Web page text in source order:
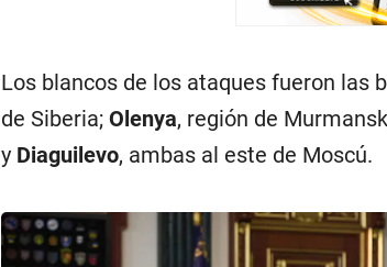
Los blancos de los ataques fueron las
de Siberia; Olenya, región de
y Diaguilevo, ambas al este de Moscú.